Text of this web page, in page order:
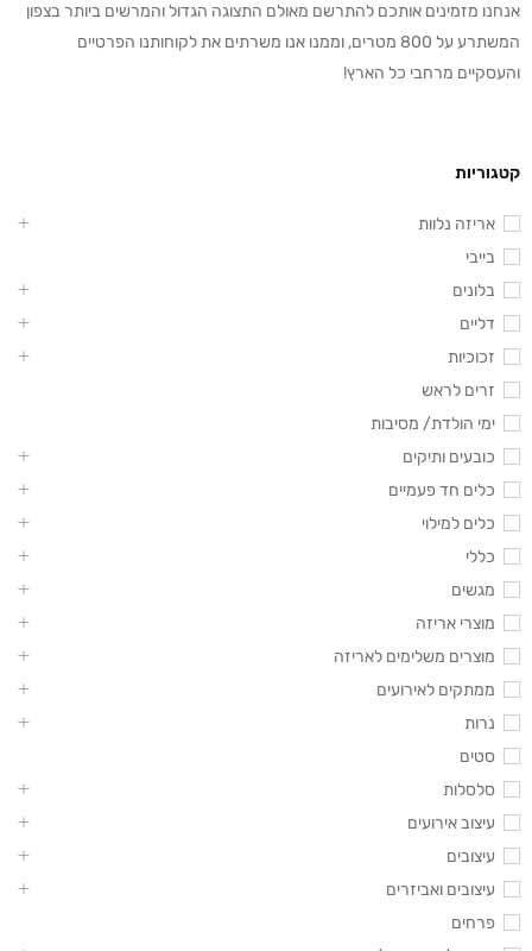
אנחנו מזמינים אותכם להתרשם מאולם התצוגה הגדול והמרשים ביותר בצפון
המשתרע על 800 מטרים, וממנו אנו משרתים את לקוחותנו הפרטיים
והעסקיים מרחבי כל הארץ!
קטגוריות
אריזה נלוות
בייבי
בלונים
דליים
זכוכיות
זרים לראש
ימי הולדת/ מסיבות
כובעים ותיקים
כלים חד פעמיים
כלים למילוי
כללי
מגשים
מוצרי אריזה
מוצרים משלימים לאריזה
ממתקים לאירועים
נרות
סטים
סלסלות
עיצוב אירועים
עיצובים
עיצובים ואביזרים
פרחים